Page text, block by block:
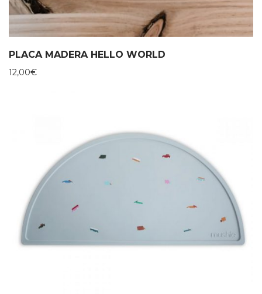
PLACA MADERA HELLO WORLD
12,00€